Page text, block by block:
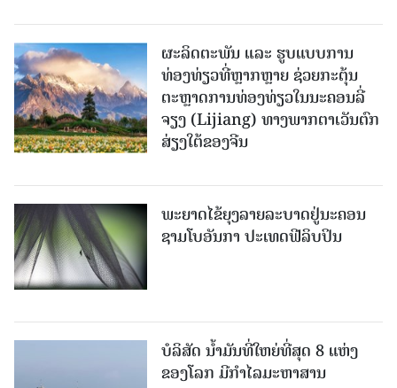
ຜະລິດຕະພັນ ແລະ ຮູບແບບການ
ທ່ອງທ່ຽວທີ່ຫຼາກຫຼາຍ ຊ່ວຍກະຕຸ້ນ
ຕະຫຼາດການທ່ອງທ່ຽວໃນນະຄອນລີ່
ຈຽງ (Lijiang) ທາງພາກຕາເວັນຕົກ
ສ່ຽງໃຕ້ຂອງຈີນ
ພະຍາດໄຂ້ຍຸງລາຍລະບາດຢູ່ນະຄອນ
ຊາມໂບ​ອັນກາ ປະເທດຟີລິບປິນ
ບໍລິສັດ ນ້ຳມັນທີ່ໃຫຍ່ທີ່ສຸດ 8 ແຫ່ງ
ຂອງໂລກ ມີກຳໄລມະຫາສານ